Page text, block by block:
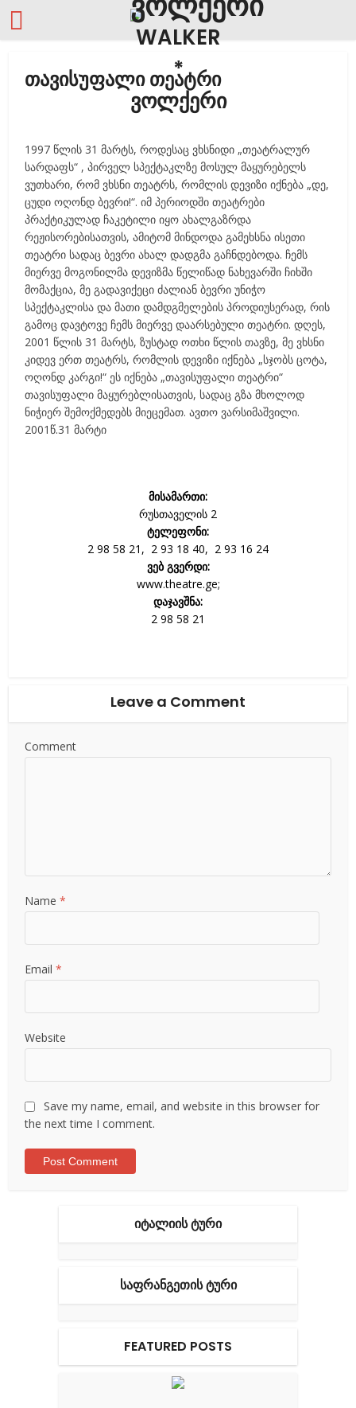
თავისუფალი თეატრი
1997 წლის 31 მარტს, როდესაც ვხსნიდი „თეატრალურ
სარდაფს“ , პირველ სპექტაკლზე მოსულ მაყურებელს
ვუთხარი, რომ ვხსნი თეატრს, რომლის დევიზი იქნება „დე,
ცუდი ოღონდ ბევრი!“. იმ პერიოდში თეატრები
პრაქტიკულად ჩაკეტილი იყო ახალგაზრდა
რეჟისორებისათვის, ამიტომ მინდოდა გამეხსნა ისეთი
თეატრი სადაც ბევრი ახალ დადგმა გაჩნდებოდა. ჩემს
მიერვე მოგონილმა დევიზმა წელიწად ნახევარში ჩიხში
მომაქცია, მე გადავიქეცი ძალიან ბევრი უნიჭო
სპექტაკლისა და მათი დამდგმელების პროდიუსერად, რის
გამოც დავტოვე ჩემს მიერვე დაარსებული თეატრი. დღეს,
2001 წლის 31 მარტს, ზუსტად ოთხი წლის თავზე, მე ვხსნი
კიდევ ერთ თეატრს, რომლის დევიზი იქნება „სჯობს ცოტა,
ოღონდ კარგი!“ ეს იქნება „თავისუფალი თეატრი“
თავისუფალი მაყურებლისათვის, სადაც გზა მხოლოდ
ნიჭიერ შემოქმედებს მიეცემათ. ავთო ვარსიმაშვილი.
2001წ.31 მარტი
მისამართი:
რუსთაველის 2
ტელეფონი:
2 98 58 21, 2 93 18 40, 2 93 16 24
ვებ გვერდი:
www.theatre.ge;
დაჯავშნა:
2 98 58 21
Leave a Comment
Comment
Name*
Email*
Website
Save my name, email, and website in this browser for
the next time I comment.
ᲘᲢᲐᲚᲘᲘᲡ ᲢᲣᲠᲘ
ᲡᲐᲤᲠᲐᲜᲒᲔᲗᲘᲡ ᲢᲣᲠᲘ
FEATURED POSTS